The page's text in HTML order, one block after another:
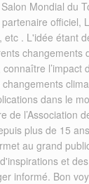
Mondial du
officiel,
etc . L'idée étant
changements
l’impact
dans le
de l’Association
plus de 15
au grand
et
informé. Bon